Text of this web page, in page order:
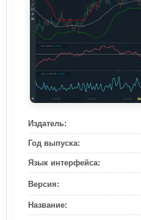
Издатель:
Год выпуска:
Язык интерфейса:
Версия:
Название: